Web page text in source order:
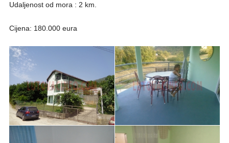
Udaljenost od mora : 2 km.
Cijena: 180.000 eura